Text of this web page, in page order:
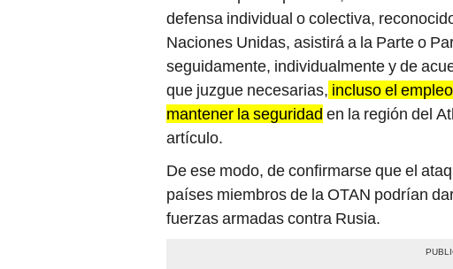
seguidamente, individualmente y de
que juzgue necesarias,incluso el empleo
mantener la seguridaden la región del
artículo.
De ese modo, de confirmarse que el
países miembros de la OTAN podrían
fuerzas armadas contra Rusia.